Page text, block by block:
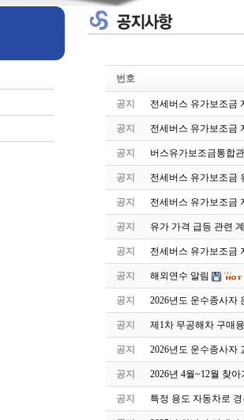
번호
공지 전세버스 유가보조금
공지 전세버스 유가보조금
공지 버스유가보조금통합
공지 전세버스 유가보조금
공지 전세버스 유가보조금
공지 유가 가격 급등 관련
공지 전세버스 유가보조금
공지 해외연수 알림
공지 2026년도 운수종사자
공지 제1차 무공해차 구매
공지 2026년도 운수종사자
공지 2026년 4월~12월 찾
공지 특정 용도 자동차로